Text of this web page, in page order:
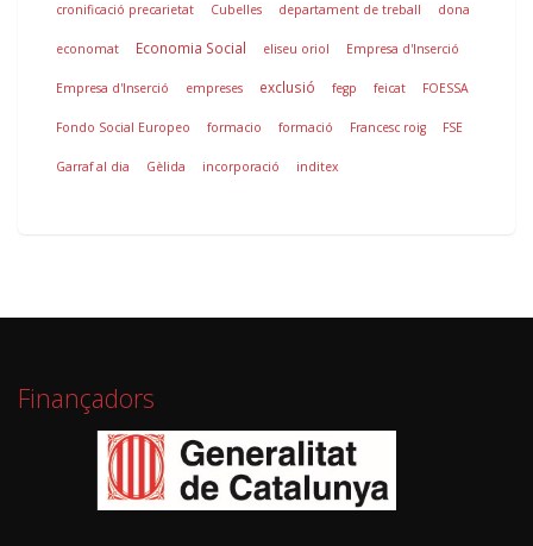
cronificació precarietat Cubelles departament de treball dona
economat Economia Social eliseu oriol Empresa d'Inserció
Empresa d'Inserció empreses exclusió fegp feicat FOESSA
Fondo Social Europeo formacio formació Francesc roig FSE
Garraf al dia Gèlida incorporació inditex
Finançadors